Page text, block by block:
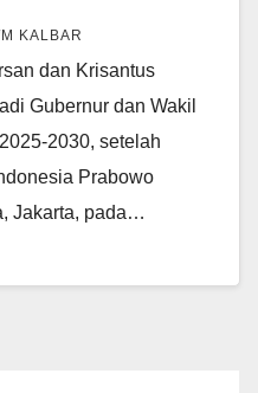
KALBAR
dan Krisantus
Gubernur dan Wakil
2030, setelah
Prabowo
Jakarta, pada…